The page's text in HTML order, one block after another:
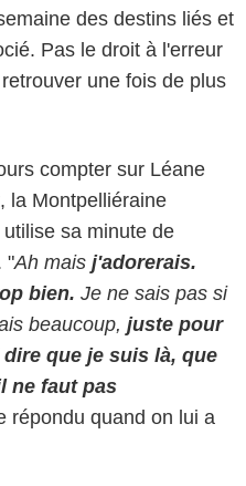
des destins liés et
Pas le droit à l'erreur
une fois de plus
compter sur Léane
la Montpelliéraine
sa minute de
"Ah mais j'adorerais.
bien. Je ne sais pas si
beaucoup, juste pour
que je suis là, que
ne faut pas
répondu quand on lui a